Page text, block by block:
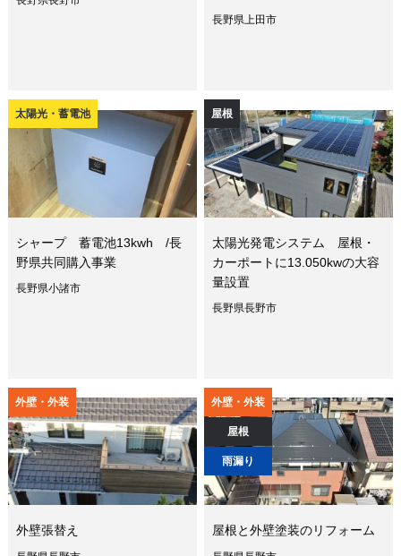
長野県上田市
太陽光・蓄電池
シャープ 蓄電池13kwh /長
野県共同購入事業
長野県小諸市
屋根
太陽光発電システム 屋根・
カーポートに13.050kwの大容
量設置
長野県長野市
外壁・外装
外壁張替え
外壁・外装
屋根
雨漏り
屋根と外壁塗装のリフォーム